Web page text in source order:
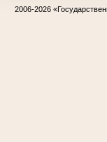
2006-2026